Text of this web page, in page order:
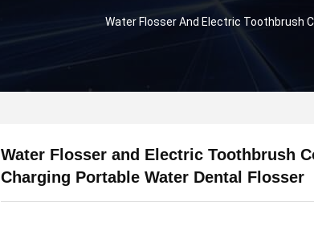
Water Flosser And Electric Toothbrush
Water Flosser and Electric Toothbrush
Charging Portable Water Dental Flosser